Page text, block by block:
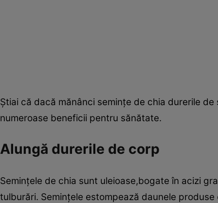
Ştiai că dacă mănânci seminţe de chia durerile
numeroase beneficii pentru sănătate.
Alungă durerile de corp
Seminţele de chia sunt uleioase,bogate în acizi
tulburări. Seminţele estompează daunele